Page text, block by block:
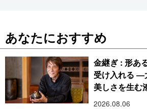
あなたにおすすめ
金継ぎ : 形あ
受け入れる ―
美しさを生む
樹
2026.08.06